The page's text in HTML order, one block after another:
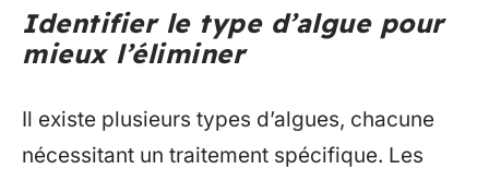
Identifier le type d’algue pour
mieux l’éliminer
Il existe plusieurs types d’algues, chacune
nécessitant un traitement spécifique. Les